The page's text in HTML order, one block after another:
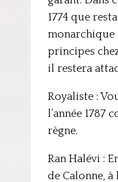
1774 que
monarchique
principes
il restera
Royaliste :
l’année 1787
règne.
Ran Halévi :
de Calonne,